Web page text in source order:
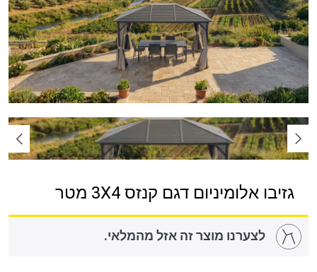
גזיבו אלומיניום דגם קנזס 3X4 מטר
לצערנו מוצר זה אזל מהמלאי.